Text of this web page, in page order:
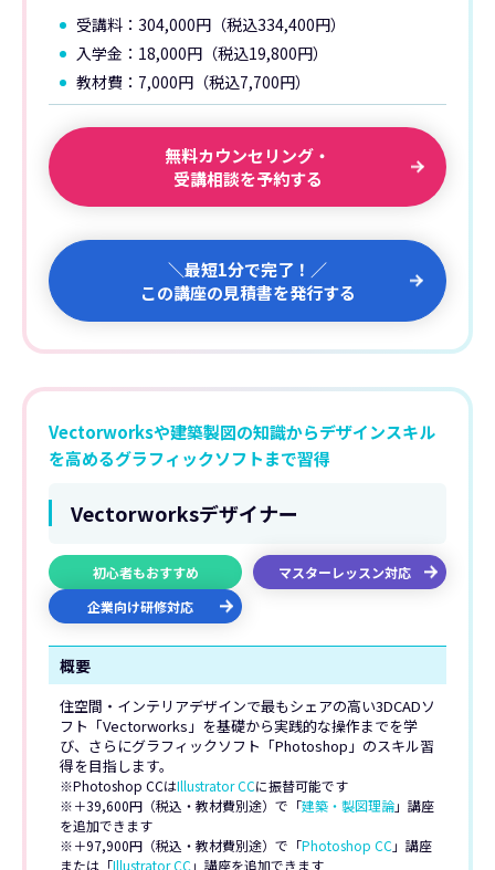
受講料：304,000円（税込334,400円）
入学金：18,000円（税込19,800円）
教材費：7,000円（税込7,700円）
無料カウンセリング・
受講相談を予約する
＼最短1分で完了！／
この講座の見積書を発行する
Vectorworksや建築製図の知識からデザインスキル
を高めるグラフィックソフトまで習得
Vectorworksデザイナー
初心者もおすすめ
マスターレッスン対応
企業向け研修対応
概要
住空間・インテリアデザインで最もシェアの高い3DCADソ
フト「Vectorworks」を基礎から実践的な操作までを学
び、さらにグラフィックソフト「Photoshop」のスキル習
得を目指します。
※Photoshop CCはIllustrator CCに振替可能です
※＋39,600円（税込・教材費別途）で「建築・製図理論」講座
を追加できます
※＋97,900円（税込・教材費別途）で「Photoshop CC」講座
または「Illustrator CC」講座を追加できます